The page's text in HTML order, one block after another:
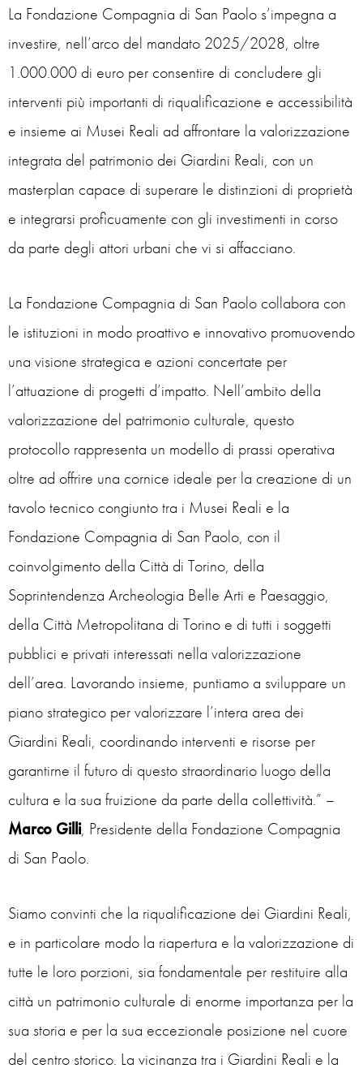
La Fondazione Compagnia di San Paolo s’impegna a
investire, nell’arco del mandato 2025/2028, oltre
1.000.000 di euro per consentire di concludere gli
interventi più importanti di riqualificazione e accessibilità
e insieme ai Musei Reali ad affrontare la valorizzazione
integrata del patrimonio dei Giardini Reali, con un
masterplan capace di superare le distinzioni di proprietà
e integrarsi proficuamente con gli investimenti in corso
da parte degli attori urbani che vi si affacciano.
La Fondazione Compagnia di San Paolo collabora con
le istituzioni in modo proattivo e innovativo promuovendo
una visione strategica e azioni concertate per
l’attuazione di progetti d’impatto. Nell’ambito della
valorizzazione del patrimonio culturale, questo
protocollo rappresenta un modello di prassi operativa
oltre ad offrire una cornice ideale per la creazione di un
tavolo tecnico congiunto tra i Musei Reali e la
Fondazione Compagnia di San Paolo, con il
coinvolgimento della Città di Torino, della
Soprintendenza Archeologia Belle Arti e Paesaggio,
della Città Metropolitana di Torino e di tutti i soggetti
pubblici e privati interessati nella valorizzazione
dell’area. Lavorando insieme, puntiamo a sviluppare un
piano strategico per valorizzare l’intera area dei
Giardini Reali, coordinando interventi e risorse per
garantirne il futuro di questo straordinario luogo della
cultura e la sua fruizione da parte della collettività.” –
Marco Gilli, Presidente della Fondazione Compagnia
di San Paolo.
Siamo convinti che la riqualificazione dei Giardini Reali,
e in particolare modo la riapertura e la valorizzazione di
tutte le loro porzioni, sia fondamentale per restituire alla
città un patrimonio culturale di enorme importanza per la
sua storia e per la sua eccezionale posizione nel cuore
del centro storico. La vicinanza tra i Giardini Reali e la